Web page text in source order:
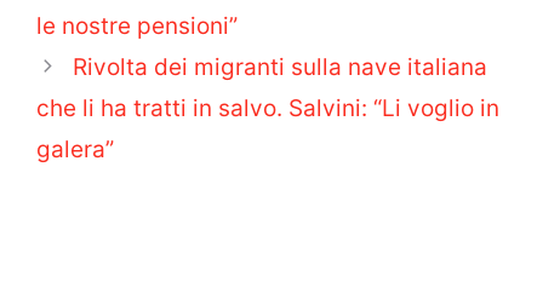
le nostre pensioni”
Rivolta dei migranti sulla nave italiana
che li ha tratti in salvo. Salvini: “Li voglio in
galera”